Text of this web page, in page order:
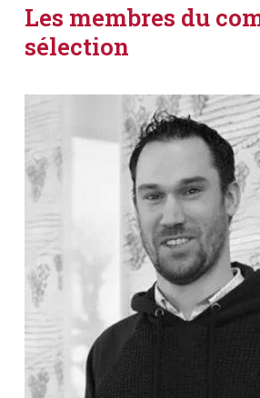
Les membres du
sélection